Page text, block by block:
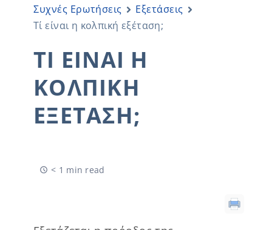
Συχνές Ερωτήσεις
Εξετάσεις
Τί είναι η κολπική εξέταση;
ΤΊ ΕΊΝΑΙ Η
ΚΟΛΠΙΚΉ
ΕΞΈΤΑΣΗ;
< 1 min read